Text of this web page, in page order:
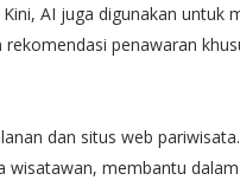
AI juga digunakan untuk
penawaran
dan situs web
wisatawan, membantu